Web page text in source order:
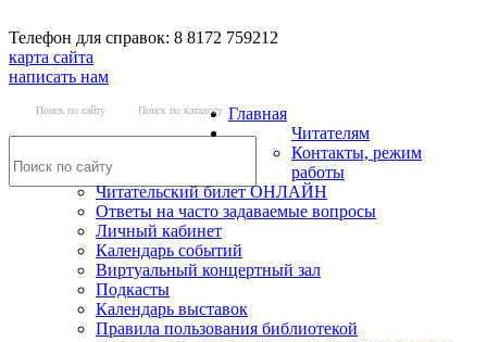
Телефон для справок: 8 8172 759212
карта сайта
написать нам
Поиск по сайту Поиск по каталогу Главная
Читателям
Контакты, режим
работы
Читательский билет ОНЛАЙН
Ответы на часто задаваемые вопросы
Личный кабинет
Календарь событий
Виртуальный концертный зал
Подкасты
Календарь выставок
Правила пользования библиотекой